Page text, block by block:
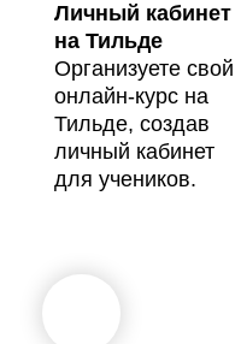
Личный кабинет
на Тильде
Организуете свой
онлайн-курс на
Тильде, создав
личный кабинет
для учеников.